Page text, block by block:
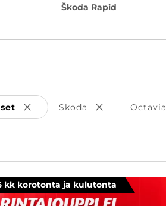
Škoda Rapid
Poista valinta
Skoda Poista valinta
Octavia
kk korotonta ja kulutonta